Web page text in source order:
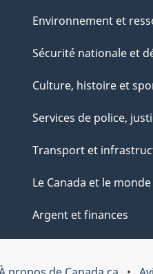
Environnement et
Sécurité nationale et
Culture, histoire et
Services de police,
Transport et
Le Canada et le monde
Argent et finances